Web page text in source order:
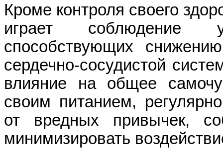
Кроме контроля своего
играет соблюдение
способствующих
сердечно-сосудистой
влияние на общее
своим питанием,
от вредных привычек,
минимизировать